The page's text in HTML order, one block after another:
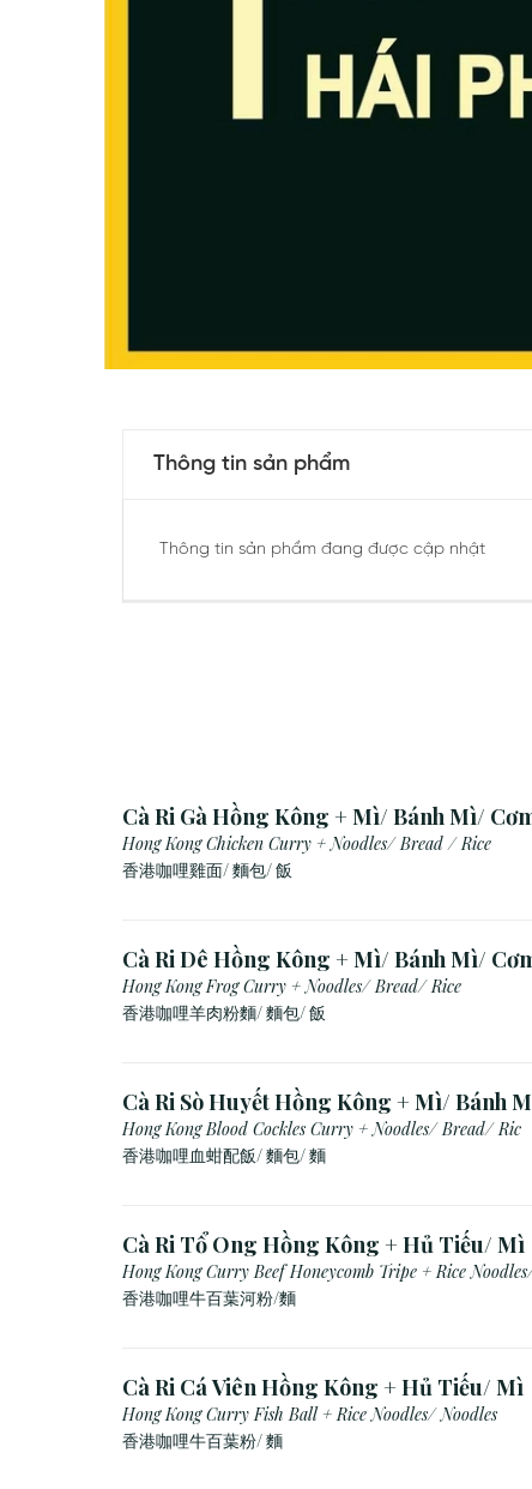
Thông tin sản phẩm
Thông tin sản phẩm đang được cập nhật
Cà Ri Gà Hồng Kông + Mì/ Bánh Mì/
Hong Kong Chicken Curry + Noodles/ Bread / Rice
香港咖哩雞面/ 麵包/ 飯
Cà Ri Dê Hồng Kông + Mì/ Bánh Mì/
Hong Kong Frog Curry + Noodles/ Bread/ Rice
香港咖哩羊肉粉麵/ 麵包/ 飯
Cà Ri Sò Huyết Hồng Kông + Mì/ Bánh
Hong Kong Blood Cockles Curry + Noodles/ Bread/ Ric
香港咖哩血蚶配飯/ 麵包/ 麵
Cà Ri Tổ Ong Hồng Kông + Hủ Tiếu/ Mì
Hong Kong Curry Beef Honeycomb Tripe + Rice
香港咖哩牛百葉河粉/麵
Cà Ri Cá Viên Hồng Kông + Hủ Tiếu/ Mì
Hong Kong Curry Fish Ball + Rice Noodles/ Noodles
香港咖哩牛百葉粉/ 麵